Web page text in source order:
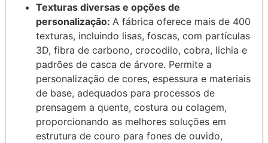
Texturas diversas e opções de
personalização: A fábrica oferece mais de 400
texturas, incluindo lisas, foscas, com partículas
3D, fibra de carbono, crocodilo, cobra, lichia e
padrões de casca de árvore. Permite a
personalização de cores, espessura e materiais
de base, adequados para processos de
prensagem a quente, costura ou colagem,
proporcionando as melhores soluções em
estrutura de couro para fones de ouvido,